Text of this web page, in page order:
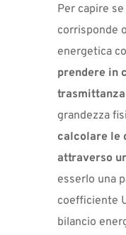
Per capire
corrisponde
energetica
prendere in
grandezza
calcolare le
attraverso
esserlo una
coefficiente
bilancio